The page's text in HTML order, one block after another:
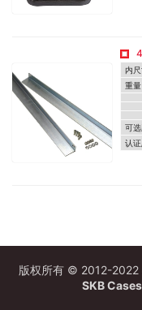
内尺
重量
可选
认
版权所有 © 2012-2022
SKB